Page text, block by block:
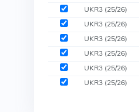
UKR3 (25/26)
UKR3 (25/26)
UKR3 (25/26)
UKR3 (25/26)
UKR3 (25/26)
UKR3 (25/26)